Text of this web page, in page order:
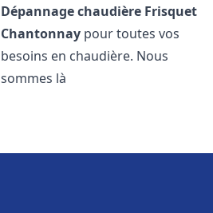
Dépannage chaudière Frisquet
Chantonnay pour toutes vos
besoins en chaudière. Nous
sommes là